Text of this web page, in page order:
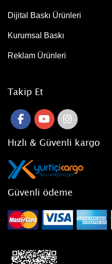
Dijital Baskı Ürünleri
Kurumsal Baskı
Reklam Ürünleri
Takip Et
Hızlı & Güvenli kargo
Güvenli ödeme